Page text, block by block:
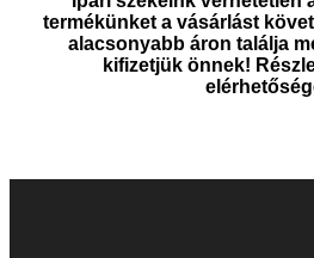
termékünket a vásárlást
alacsonyabb áron találja
kifizetjük önnek!